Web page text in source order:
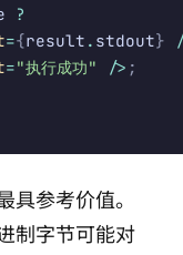
?
={result . stdout}
="执行成功" /> ;
具参考价值。
制字节可能对